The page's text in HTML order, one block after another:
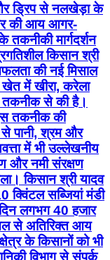
ड्रिप से नलखेड़ा के
की आय आगर-
तकनीकी मार्गदर्शन
किसान श्री
की नई मिसाल
में खीरा, करेला
तकनीक से की है।
तकनीक की
से पानी, श्रम और
में भी उल्लेखनीय
और नमी संरक्षण
किसान श्री यादव
सब्जियां मंडी
लगभग 40 हजार
से अतिरिक्त आय
के किसानों को भी
विभाग से संपर्क